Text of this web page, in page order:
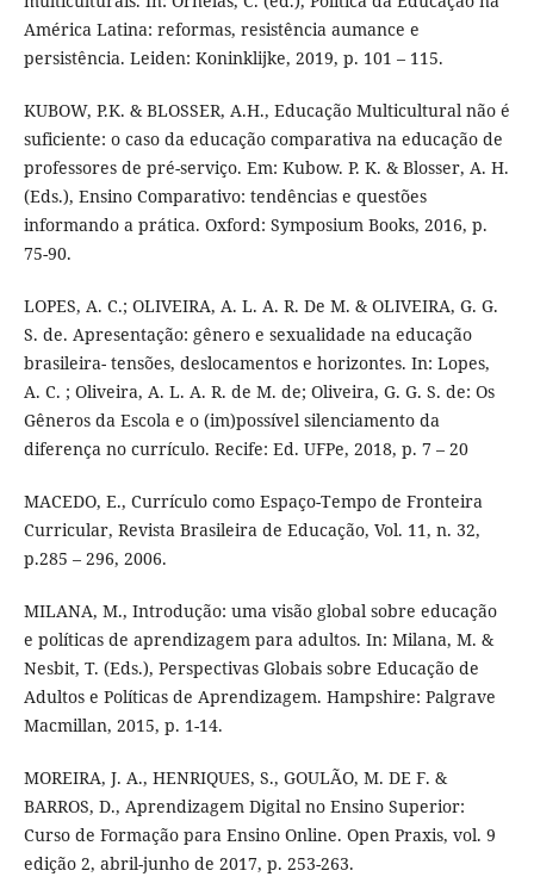
América Latina: reformas, resistência aumance e
persistência. Leiden: Koninklijke, 2019, p. 101 – 115.
KUBOW, P.K. & BLOSSER, A.H., Educação Multicultural não é
suficiente: o caso da educação comparativa na educação de
professores de pré-serviço. Em: Kubow. P. K. & Blosser, A. H.
(Eds.), Ensino Comparativo: tendências e questões
informando a prática. Oxford: Symposium Books, 2016, p.
75-90.
LOPES, A. C.; OLIVEIRA, A. L. A. R. De M. & OLIVEIRA, G. G.
S. de. Apresentação: gênero e sexualidade na educação
brasileira- tensões, deslocamentos e horizontes. In: Lopes,
A. C. ; Oliveira, A. L. A. R. de M. de; Oliveira, G. G. S. de: Os
Gêneros da Escola e o (im)possível silenciamento da
diferença no currículo. Recife: Ed. UFPe, 2018, p. 7 – 20
MACEDO, E., Currículo como Espaço-Tempo de Fronteira
Curricular, Revista Brasileira de Educação, Vol. 11, n. 32,
p.285 – 296, 2006.
MILANA, M., Introdução: uma visão global sobre educação
e políticas de aprendizagem para adultos. In: Milana, M. &
Nesbit, T. (Eds.), Perspectivas Globais sobre Educação de
Adultos e Políticas de Aprendizagem. Hampshire: Palgrave
Macmillan, 2015, p. 1-14.
MOREIRA, J. A., HENRIQUES, S., GOULÃO, M. DE F. &
BARROS, D., Aprendizagem Digital no Ensino Superior:
Curso de Formação para Ensino Online. Open Praxis, vol. 9
edição 2, abril-junho de 2017, p. 253-263.